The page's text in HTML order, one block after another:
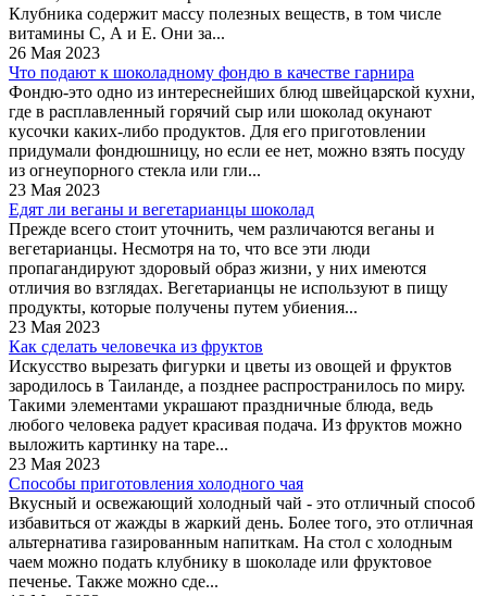
Клубника содержит массу полезных веществ, в том числе
витамины С, А и Е. Они за...
26 Мая 2023
Что подают к шоколадному фондю в качестве гарнира
Фондю-это одно из интереснейших блюд швейцарской кухни,
где в расплавленный горячий сыр или шоколад окунают
кусочки каких-либо продуктов. Для его приготовлении
придумали фондюшницу, но если ее нет, можно взять посуду
из огнеупорного стекла или гли...
23 Мая 2023
Едят ли веганы и вегетарианцы шоколад
Прежде всего стоит уточнить, чем различаются веганы и
вегетарианцы. Несмотря на то, что все эти люди
пропагандируют здоровый образ жизни, у них имеются
отличия во взглядах. Вегетарианцы не используют в пищу
продукты, которые получены путем убиения...
23 Мая 2023
Как сделать человечка из фруктов
Искусство вырезать фигурки и цветы из овощей и фруктов
зародилось в Таиланде, а позднее распространилось по миру.
Такими элементами украшают праздничные блюда, ведь
любого человека радует красивая подача. Из фруктов можно
выложить картинку на таре...
23 Мая 2023
Способы приготовления холодного чая
Вкусный и освежающий холодный чай - это отличный способ
избавиться от жажды в жаркий день. Более того, это отличная
альтернатива газированным напиткам. На стол с холодным
чаем можно подать клубнику в шоколаде или фруктовое
печенье. Также можно сде...